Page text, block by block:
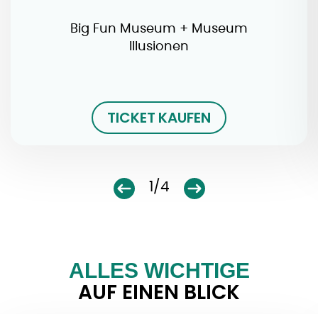
Big Fun Museum + Museum
Illusionen
TICKET KAUFEN
1/4
ALLES WICHTIGE
AUF EINEN BLICK